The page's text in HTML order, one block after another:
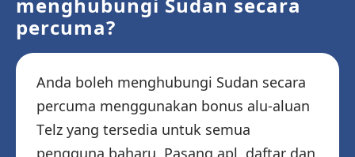
menghubungi Sudan secara
percuma?
Anda boleh menghubungi Sudan secara
percuma menggunakan bonus alu-aluan
Telz yang tersedia untuk semua